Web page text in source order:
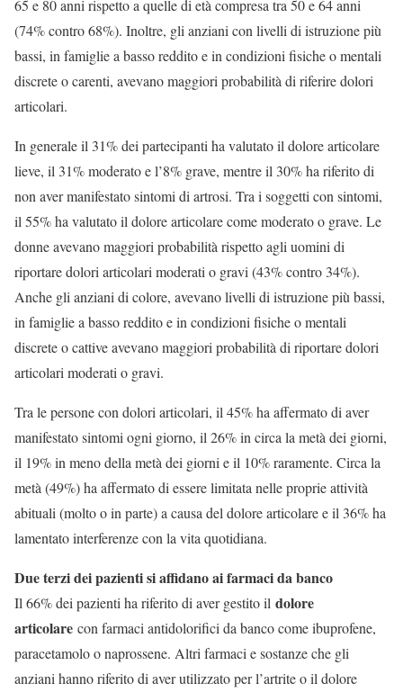
65 e 80 anni rispetto a quelle di età compresa tra 50 e 64 anni
(74% contro 68%). Inoltre, gli anziani con livelli di istruzione più
bassi, in famiglie a basso reddito e in condizioni fisiche o mentali
discrete o carenti, avevano maggiori probabilità di riferire dolori
articolari.
In generale il 31% dei partecipanti ha valutato il dolore articolare
lieve, il 31% moderato e l’8% grave, mentre il 30% ha riferito di
non aver manifestato sintomi di artrosi. Tra i soggetti con sintomi,
il 55% ha valutato il dolore articolare come moderato o grave. Le
donne avevano maggiori probabilità rispetto agli uomini di
riportare dolori articolari moderati o gravi (43% contro 34%).
Anche gli anziani di colore, avevano livelli di istruzione più bassi,
in famiglie a basso reddito e in condizioni fisiche o mentali
discrete o cattive avevano maggiori probabilità di riportare dolori
articolari moderati o gravi.
Tra le persone con dolori articolari, il 45% ha affermato di aver
manifestato sintomi ogni giorno, il 26% in circa la metà dei giorni,
il 19% in meno della metà dei giorni e il 10% raramente. Circa la
metà (49%) ha affermato di essere limitata nelle proprie attività
abituali (molto o in parte) a causa del dolore articolare e il 36% ha
lamentato interferenze con la vita quotidiana.
Due terzi dei pazienti si affidano ai farmaci da banco
Il 66% dei pazienti ha riferito di aver gestito il dolore
articolare con farmaci antidolorifici da banco come ibuprofene,
paracetamolo o naprossene. Altri farmaci e sostanze che gli
anziani hanno riferito di aver utilizzato per l’artrite o il dolore